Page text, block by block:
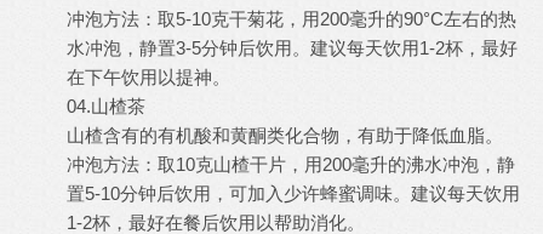
冲泡方法：取5-10克干菊花，用200毫升的90°C左右的热
水冲泡，静置3-5分钟后饮用。建议每天饮用1-2杯，最好
在下午饮用以提神。
04.山楂茶
山楂含有的有机酸和黄酮类化合物，有助于降低血脂。
冲泡方法：取10克山楂干片，用200毫升的沸水冲泡，静
置5-10分钟后饮用，可加入少许蜂蜜调味。建议每天饮用
1-2杯，最好在餐后饮用以帮助消化。